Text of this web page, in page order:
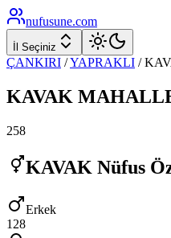
nufusune.com
İl Seçiniz
ÇANKIRI /YAPRAKLI /
KAVAK
258
KAVAK Nüfus
Erkek
128